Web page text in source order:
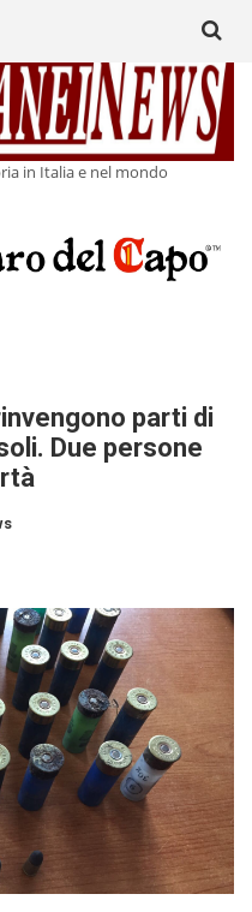
in Italia e nel mondo
for:
parti di
Due persone